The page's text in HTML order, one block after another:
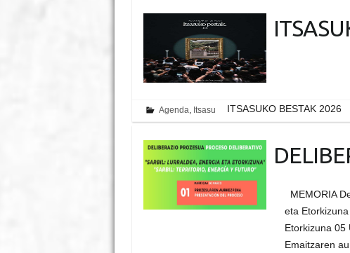
Agenda, Itsasu ITSASUKO BESTAK 2026
MEMORIA
eta
Etorkizuna
Emaitzaren